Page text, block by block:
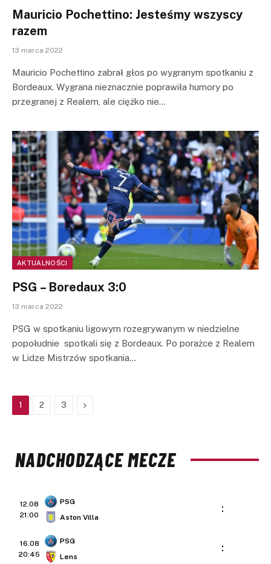
Mauricio Pochettino: Jesteśmy wszyscy
razem
13 marca 2022
Mauricio Pochettino zabrał głos po wygranym spotkaniu z
Bordeaux. Wygrana nieznacznie poprawiła humory po
przegranej z Realem, ale ciężko nie…
AKTUALNOŚCI
PSG – Boredaux 3:0
13 marca 2022
PSG w spotkaniu ligowym rozegrywanym w niedzielne
popołudnie spotkali się z Bordeaux. Po porażce z Realem
w Lidze Mistrzów spotkania…
1 2 3 Next
NADCHODZĄCE MECZE
12.08
21:00
PSG
Aston Villa
:
16.08
20:45
PSG
Lens
: